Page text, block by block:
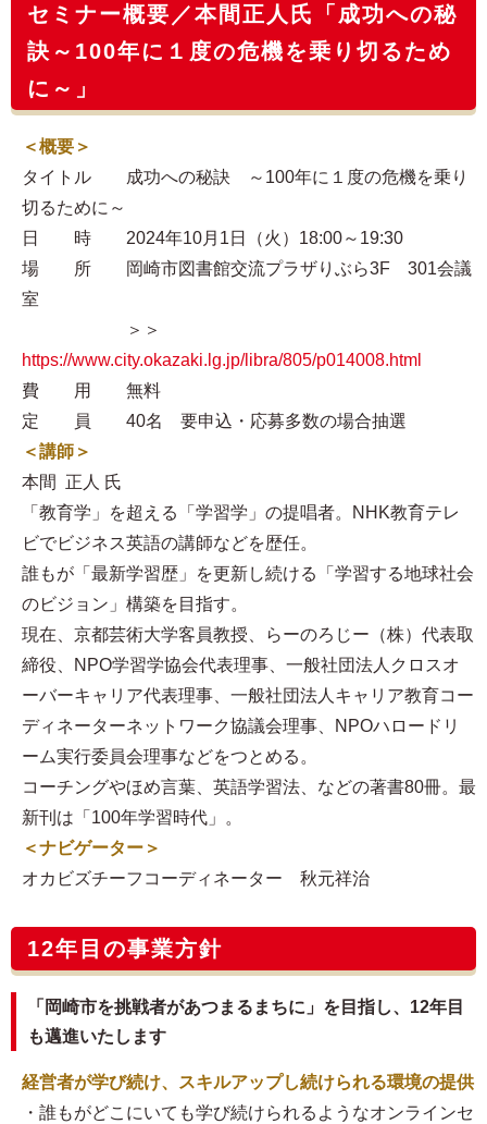
セミナー概要／本間正人氏「成功への秘
訣～100年に１度の危機を乗り切るため
に～」
＜概要＞
タイトル 成功への秘訣 ～100年に１度の危機を乗り
切るために～
日 時 2024年10月1日（火）18:00～19:30
場 所 岡崎市図書館交流プラザりぶら3F 301会議
室
＞＞
https://www.city.okazaki.lg.jp/libra/805/p014008.html
費 用 無料
定 員 40名 要申込・応募多数の場合抽選
＜講師＞
本間 正人 氏
「教育学」を超える「学習学」の提唱者。NHK教育テレ
ビでビジネス英語の講師などを歴任。
誰もが「最新学習歴」を更新し続ける「学習する地球社会
のビジョン」構築を目指す。
現在、京都芸術大学客員教授、らーのろじー（株）代表取
締役、NPO学習学協会代表理事、一般社団法人クロスオ
ーバーキャリア代表理事、一般社団法人キャリア教育コー
ディネーターネットワーク協議会理事、NPOハロードリ
ーム実行委員会理事などをつとめる。
コーチングやほめ言葉、英語学習法、などの著書80冊。最
新刊は「100年学習時代」。
＜ナビゲーター＞
オカビズチーフコーディネーター 秋元祥治
12年目の事業方針
「岡崎市を挑戦者があつまるまちに」を目指し、12年目
も邁進いたします
経営者が学び続け、スキルアップし続けられる環境の提供
・誰もがどこにいても学び続けられるようなオンラインセ